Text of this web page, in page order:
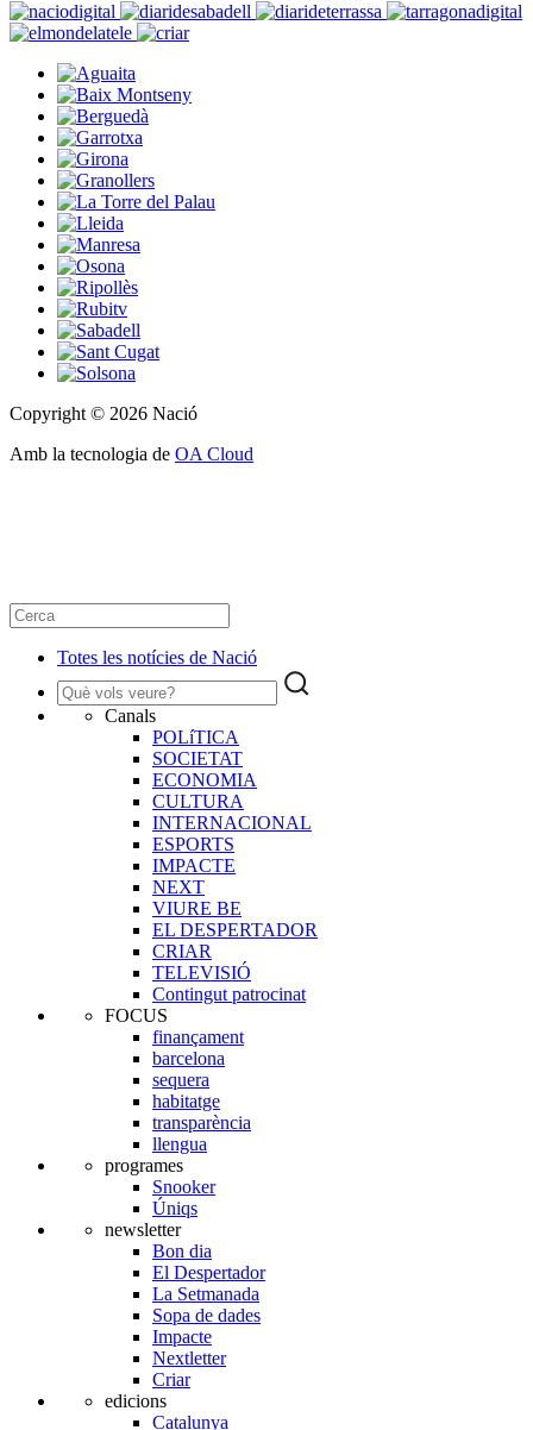
Copyright © 2026 Nació
Amb la tecnologia de OA Cloud
Totes les notícies de Nació
Canals
POLíTICA
SOCIETAT
ECONOMIA
CULTURA
INTERNACIONAL
ESPORTS
IMPACTE
NEXT
VIURE BE
EL DESPERTADOR
CRIAR
TELEVISIÓ
Contingut patrocinat
FOCUS
finançament
barcelona
sequera
habitatge
transparència
llengua
programes
Snooker
Úniqs
newsletter
Bon dia
El Despertador
La Setmanada
Sopa de dades
Impacte
Nextletter
Criar
edicions
Catalunya